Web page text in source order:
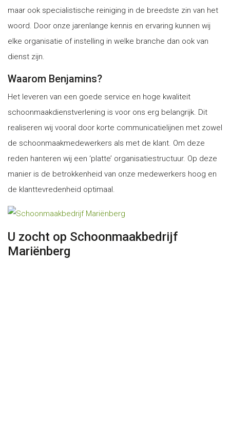
maar ook specialistische reiniging in de breedste zin van het
woord. Door onze jarenlange kennis en ervaring kunnen wij
elke organisatie of instelling in welke branche dan ook van
dienst zijn.
Waarom Benjamins?
Het leveren van een goede service en hoge kwaliteit
schoonmaakdienstverlening is voor ons erg belangrijk. Dit
realiseren wij vooral door korte communicatielijnen met zowel
de schoonmaakmedewerkers als met de klant. Om deze
reden hanteren wij een ‘platte’ organisatiestructuur. Op deze
manier is de betrokkenheid van onze medewerkers hoog en
de klanttevredenheid optimaal.
U zocht op Schoonmaakbedrijf
Mariënberg